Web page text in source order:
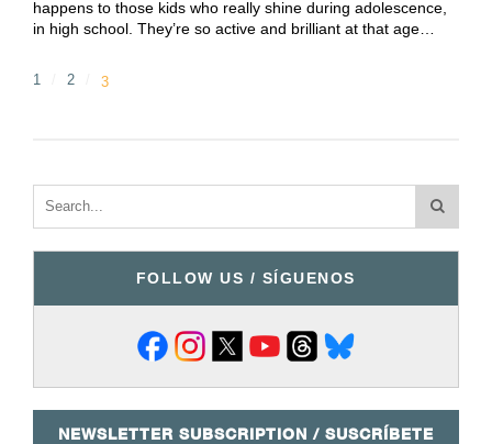
happens to those kids who really shine during adolescence,
in high school. They’re so active and brilliant at that age…
1 2 3
FOLLOW US / SÍGUENOS
NEWSLETTER SUBSCRIPTION / SUSCRÍBETE